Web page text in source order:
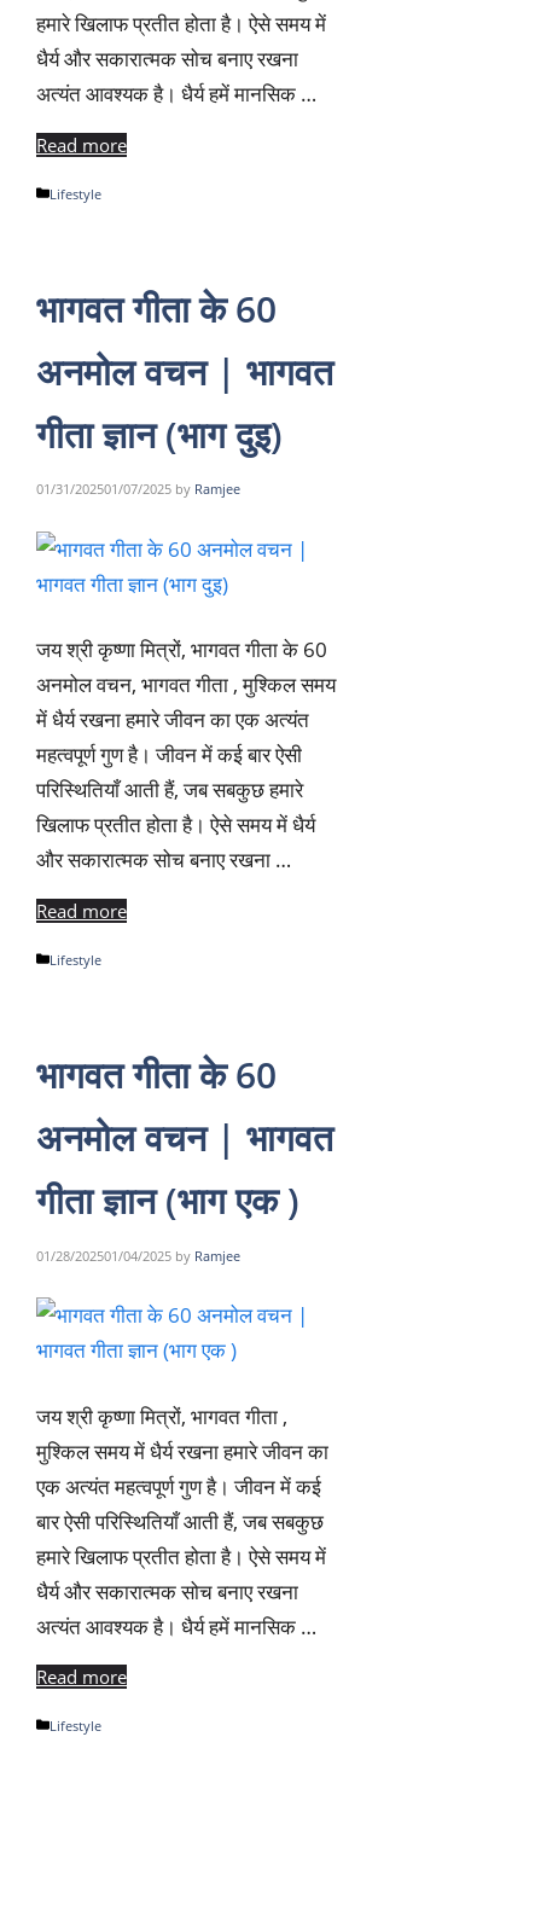
हमारे खिलाफ प्रतीत होता है। ऐसे समय में
धैर्य और सकारात्मक सोच बनाए रखना
अत्यंत आवश्यक है। धैर्य हमें मानसिक …
Read more
Categories
Lifestyle
भागवत गीता के 60
अनमोल वचन | भागवत
गीता ज्ञान (भाग दुइ)
01/31/202501/07/2025 by Ramjee
जय श्री कृष्णा मित्रों, भागवत गीता के 60
अनमोल वचन, भागवत गीता , मुश्किल समय
में धैर्य रखना हमारे जीवन का एक अत्यंत
महत्वपूर्ण गुण है। जीवन में कई बार ऐसी
परिस्थितियाँ आती हैं, जब सबकुछ हमारे
खिलाफ प्रतीत होता है। ऐसे समय में धैर्य
और सकारात्मक सोच बनाए रखना …
Read more
Categories
Lifestyle
भागवत गीता के 60
अनमोल वचन | भागवत
गीता ज्ञान (भाग एक )
01/28/202501/04/2025 by Ramjee
जय श्री कृष्णा मित्रों, भागवत गीता ,
मुश्किल समय में धैर्य रखना हमारे जीवन का
एक अत्यंत महत्वपूर्ण गुण है। जीवन में कई
बार ऐसी परिस्थितियाँ आती हैं, जब सबकुछ
हमारे खिलाफ प्रतीत होता है। ऐसे समय में
धैर्य और सकारात्मक सोच बनाए रखना
अत्यंत आवश्यक है। धैर्य हमें मानसिक …
Read more
Categories
Lifestyle